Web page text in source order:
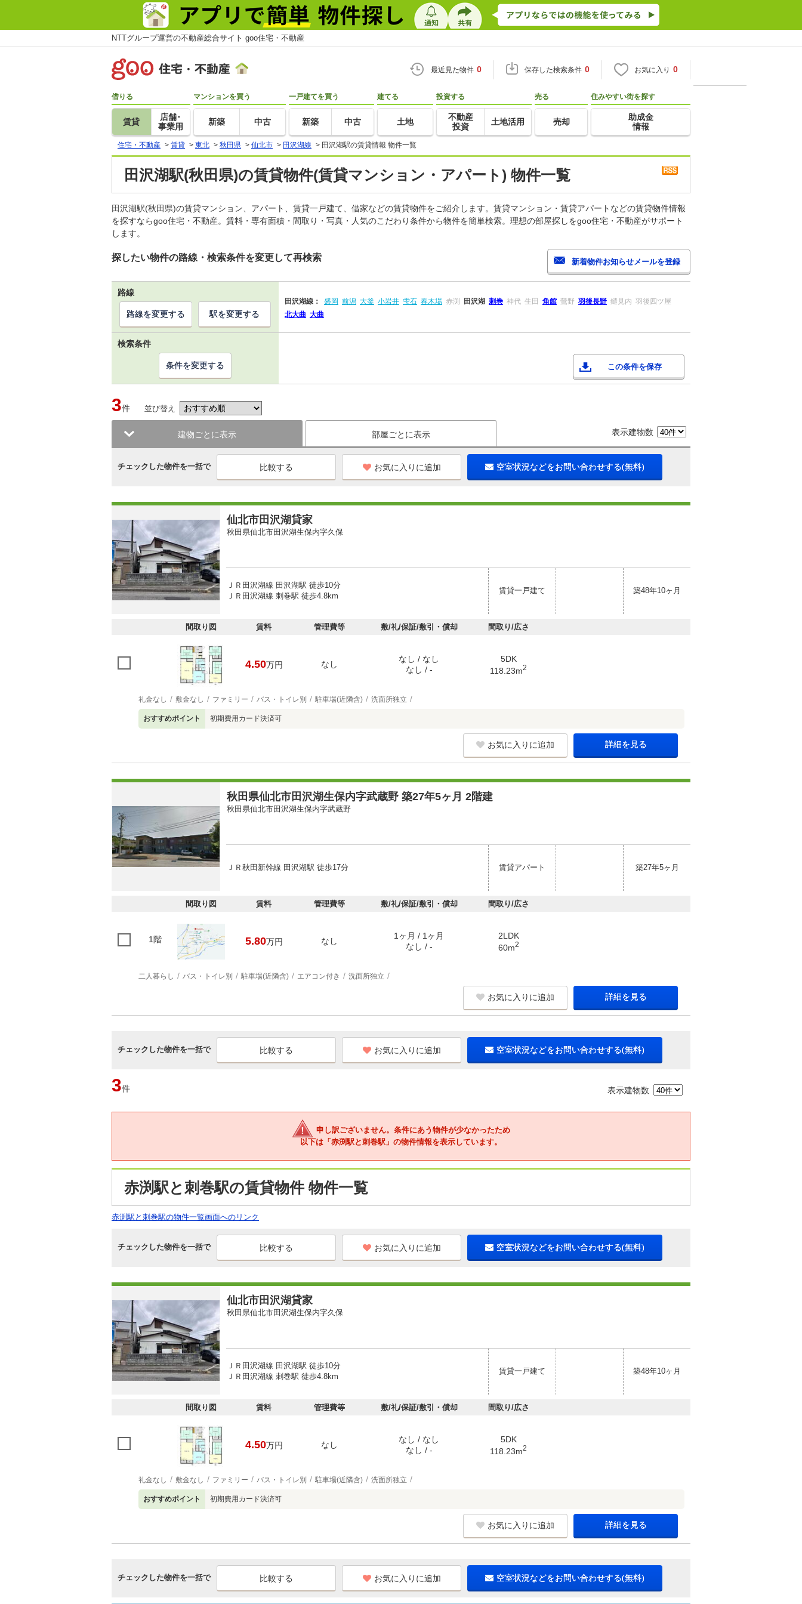
NTTグループ運営の不動産総合サイト goo住宅・不動産
最近見た物件 0 保存した検索条件 0 お気に入り 0
借りる
賃貸
店舗･
事業用
マンションを買う
新築 中古
一戸建てを買う
新築 中古
建てる
土地
投資する
不動産
投資
土地活用
売る
売却
住みやすい街を探す
助成金
情報
住宅・不動産 > 賃貸 > 東北 > 秋田県 > 仙北市 > 田沢湖線 > 田沢湖駅の賃貸情報 物件一覧
田沢湖駅(秋田県)の賃貸物件(賃貸マンション・アパート) 物件一覧
田沢湖駅(秋田県)の賃貸マンション、アパート、賃貸一戸建て、借家などの賃貸物件をご紹介します。賃貸マンション・賃貸アパートなどの賃貸物件情報
を探すならgoo住宅・不動産。賃料・専有面積・間取り・写真・人気のこだわり条件から物件を簡単検索。理想の部屋探しをgoo住宅・不動産がサポート
します。
探したい物件の路線・検索条件を変更して再検索
路線
田沢湖線： 盛岡 前潟 大釜 小岩井 雫石 春木場 赤渕 田沢湖 刺巻 神代 生田 角館 鶯野 羽後長野 鑓見内 羽後四ツ屋
北大曲 大曲
路線を変更する 駅を変更する
検索条件
この条件を保存
条件を変更する
3件 並び替え
建物ごとに表示 部屋ごとに表示 表示建物数
チェックした物件を一括で お気に入りに追加 空室状況などをお問い合わせする(無料)
仙北市田沢湖貸家
秋田県仙北市田沢湖生保内字久保
ＪＲ田沢湖線 田沢湖駅 徒歩10分
ＪＲ田沢湖線 刺巻駅 徒歩4.8km
賃貸一戸建て 築48年10ヶ月
間取り図 賃料 管理費等 敷/礼/保証/敷引・償却 間取り/広さ
4.50万円 なし
なし / なし
なし / -
5DK
118.23m2
礼金なし 敷金なし ファミリー バス・トイレ別 駐車場(近隣含) 洗面所独立
おすすめポイント 初期費用カード決済可
お気に入りに追加 詳細を見る
秋田県仙北市田沢湖生保内字武蔵野 築27年5ヶ月 2階建
秋田県仙北市田沢湖生保内字武蔵野
ＪＲ秋田新幹線 田沢湖駅 徒歩17分 賃貸アパート 築27年5ヶ月
間取り図 賃料 管理費等 敷/礼/保証/敷引・償却 間取り/広さ
1階 5.80万円 なし
1ヶ月 / 1ヶ月
なし / -
2LDK
60m2
二人暮らし バス・トイレ別 駐車場(近隣含) エアコン付き 洗面所独立
お気に入りに追加 詳細を見る
チェックした物件を一括で お気に入りに追加 空室状況などをお問い合わせする(無料)
3件 表示建物数
申し訳ございません。条件にあう物件が少なかったため
以下は「赤渕駅と刺巻駅」の物件情報を表示しています。
赤渕駅と刺巻駅の賃貸物件 物件一覧
赤渕駅と刺巻駅の物件一覧画面へのリンク
チェックした物件を一括で お気に入りに追加 空室状況などをお問い合わせする(無料)
仙北市田沢湖貸家
秋田県仙北市田沢湖生保内字久保
ＪＲ田沢湖線 田沢湖駅 徒歩10分
ＪＲ田沢湖線 刺巻駅 徒歩4.8km
賃貸一戸建て 築48年10ヶ月
間取り図 賃料 管理費等 敷/礼/保証/敷引・償却 間取り/広さ
4.50万円 なし
なし / なし
なし / -
5DK
118.23m2
礼金なし 敷金なし ファミリー バス・トイレ別 駐車場(近隣含) 洗面所独立
おすすめポイント 初期費用カード決済可
お気に入りに追加 詳細を見る
チェックした物件を一括で お気に入りに追加 空室状況などをお問い合わせする(無料)